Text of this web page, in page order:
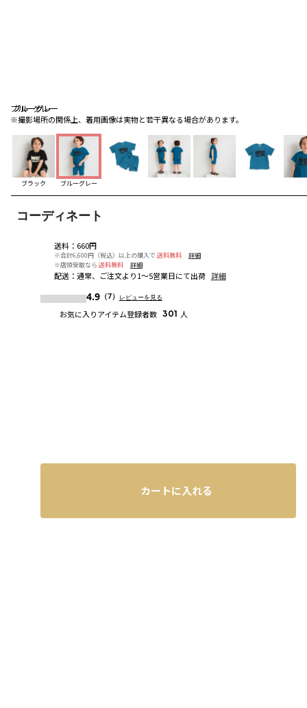
ブルーグレー
※撮影場所の関係上、着用画像は実物と若干異なる場合があります。
ブルーグレー
ブルーグレー
ブラック ブルーグレー
コーディネート
送料： 660円
※合計6,600円（税込）以上の購入で 送料無料
詳細
※店頭受取なら 送料無料 詳細
配送： 通常、ご注文より1～5営業日にて出荷 詳細
4.9（7） レビューを見る
お気に入りアイテム登録者数 301 人
カートに入れる